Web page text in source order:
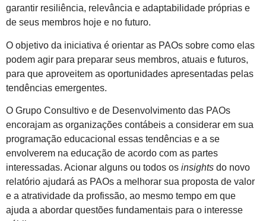
garantir resiliência, relevância e adaptabilidade próprias e
de seus membros hoje e no futuro.
O objetivo da iniciativa é orientar as PAOs sobre como elas
podem agir para preparar seus membros, atuais e futuros,
para que aproveitem as oportunidades apresentadas pelas
tendências emergentes.
O Grupo Consultivo e de Desenvolvimento das PAOs
encorajam as organizações contábeis a considerar em sua
programação educacional essas tendências e a se
envolverem na educação de acordo com as partes
interessadas. Acionar alguns ou todos os insights do novo
relatório ajudará as PAOs a melhorar sua proposta de valor
e a atratividade da profissão, ao mesmo tempo em que
ajuda a abordar questões fundamentais para o interesse